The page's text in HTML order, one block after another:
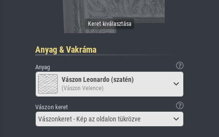
Anyag & Vakráma
Anyag
Vászon Leonardo (szatén)
(Vászon Velence)
Vászon keret
Vászonkeret - Kép az oldalon tükrözve